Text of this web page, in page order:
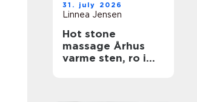
31. july 2026
Linnea Jensen
Hot stone
massage Århus
varme sten, ro i